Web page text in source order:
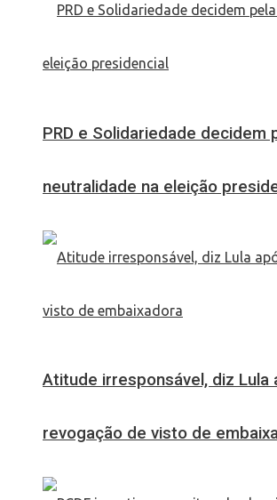
PRD e Solidariedade decidem
neutralidade na eleição
Atitude irresponsável, diz Lula
revogação de visto de